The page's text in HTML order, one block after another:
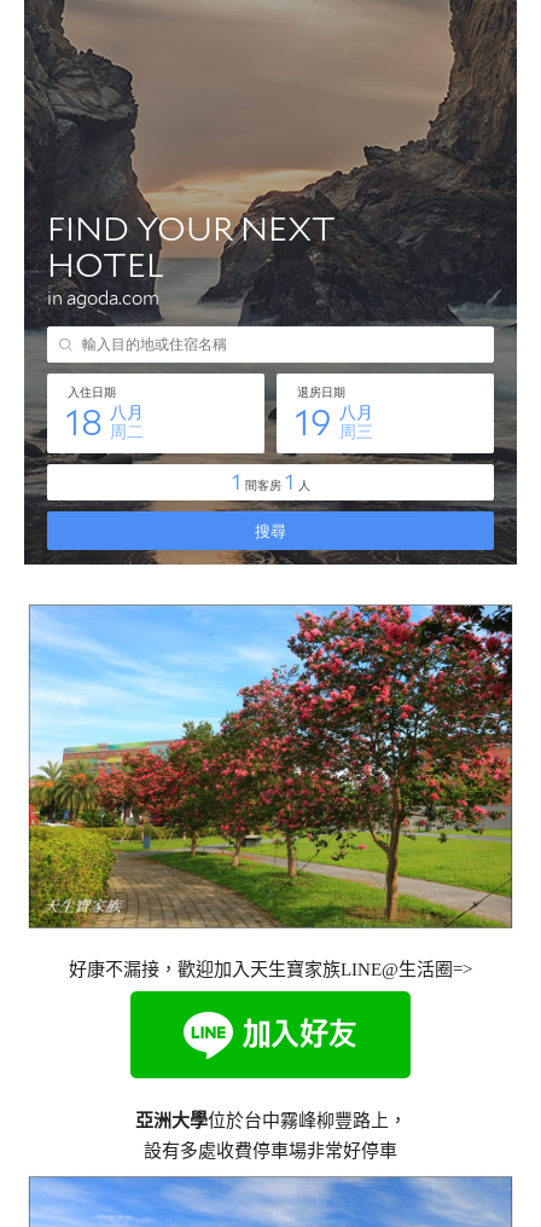
好康不漏接，歡迎加入天生寶家族LINE@生活圈=>
亞洲大學位於台中霧峰柳豐路上，
設有多處收費停車場非常好停車